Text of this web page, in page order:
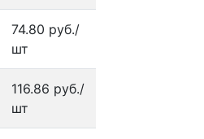
74.80 руб./
шт
116.86 руб./
шт